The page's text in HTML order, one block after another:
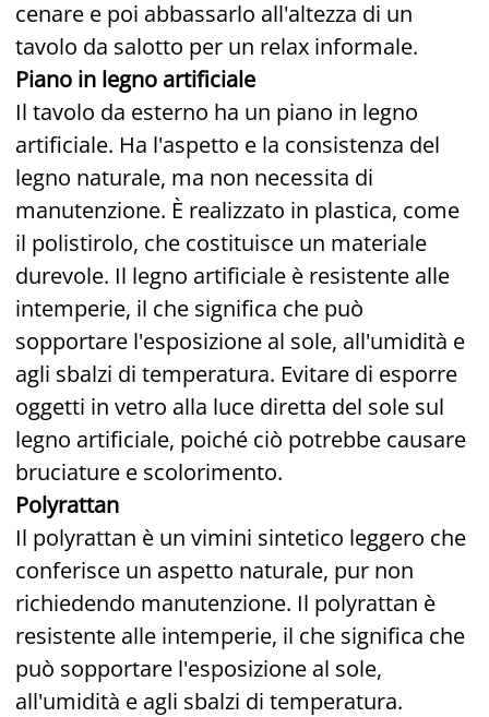
cenare e poi abbassarlo all'altezza di un
tavolo da salotto per un relax informale.
Piano in legno artificiale
Il tavolo da esterno ha un piano in legno
artificiale. Ha l'aspetto e la consistenza del
legno naturale, ma non necessita di
manutenzione. È realizzato in plastica, come
il polistirolo, che costituisce un materiale
durevole. Il legno artificiale è resistente alle
intemperie, il che significa che può
sopportare l'esposizione al sole, all'umidità e
agli sbalzi di temperatura. Evitare di esporre
oggetti in vetro alla luce diretta del sole sul
legno artificiale, poiché ciò potrebbe causare
bruciature e scolorimento.
Polyrattan
Il polyrattan è un vimini sintetico leggero che
conferisce un aspetto naturale, pur non
richiedendo manutenzione. Il polyrattan è
resistente alle intemperie, il che significa che
può sopportare l'esposizione al sole,
all'umidità e agli sbalzi di temperatura.